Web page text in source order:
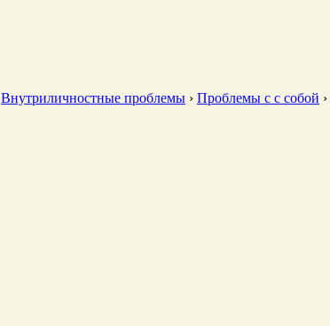
Внутриличностные проблемы › Проблемы с с собой ›